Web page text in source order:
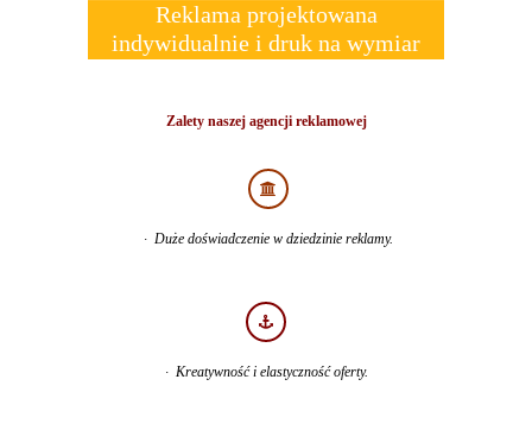
Reklama projektowana
indywidualnie i druk na wymiar
Zalety naszej agencji reklamowej
· Duże doświadczenie w dziedzinie reklamy.
· Kreatywność i elastyczność oferty.